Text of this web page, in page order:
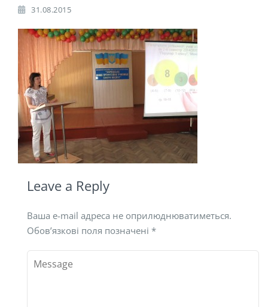
31.08.2015
Leave a Reply
Ваша e-mail адреса не оприлюднюватиметься.
Обов’язкові поля позначені *